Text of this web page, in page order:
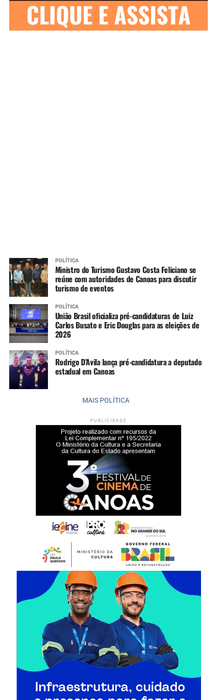
POLÍTICA
Ministro do Turismo Gustavo Costa Feliciano se
reúne com autoridades de Canoas para discutir
turismo de eventos
POLÍTICA
União Brasil oficializa pré-candidaturas de Luiz
Carlos Busato e Eric Douglas para as eleições de
2026
POLÍTICA
Rodrigo D’Avila lança pré-candidatura a deputado
estadual em Canoas
MAIS POLÍTICA
PUBLICIDADE